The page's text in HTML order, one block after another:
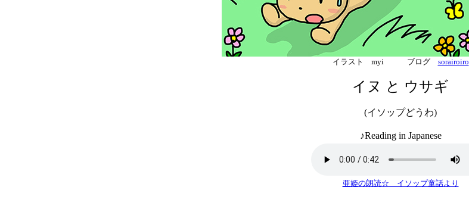
イラスト myi ブログ sorairoiro
イヌ と ウサギ
(イソップどうわ)
♪Reading in Japanese
亜姫の朗読☆ イソップ童話より